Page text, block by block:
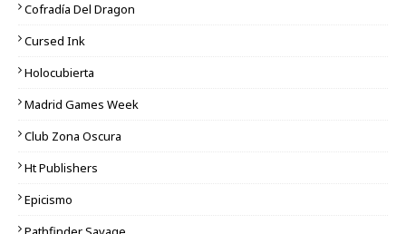
Cofradía Del Dragon
Cursed Ink
Holocubierta
Madrid Games Week
Club Zona Oscura
Ht Publishers
Epicismo